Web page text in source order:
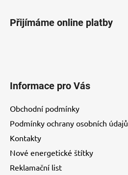
Přijímáme online platby
Informace pro Vás
Obchodní podmínky
Podmínky ochrany osobních údajů
Kontakty
Nové energetické štítky
Reklamační list